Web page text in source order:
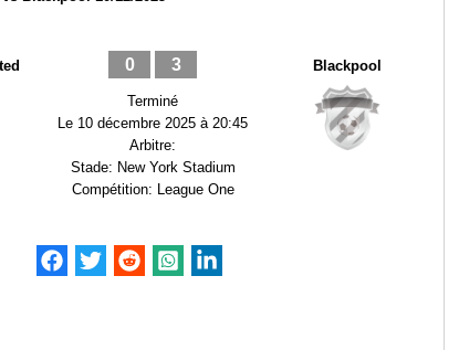
0 3
Terminé
Le 10 décembre 2025 à 20:45
Arbitre:
Stade: New York Stadium
Compétition: League One
Blackpool